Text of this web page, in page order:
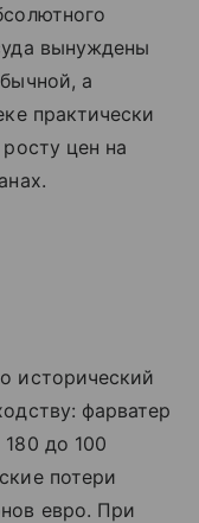
вынуждены
а
практически
цен на
исторический
фарватер
до 100
потери
евро. При